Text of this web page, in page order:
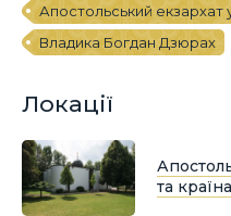
Апостольський екзархат
Владика Богдан Дзюрах
Локації
та